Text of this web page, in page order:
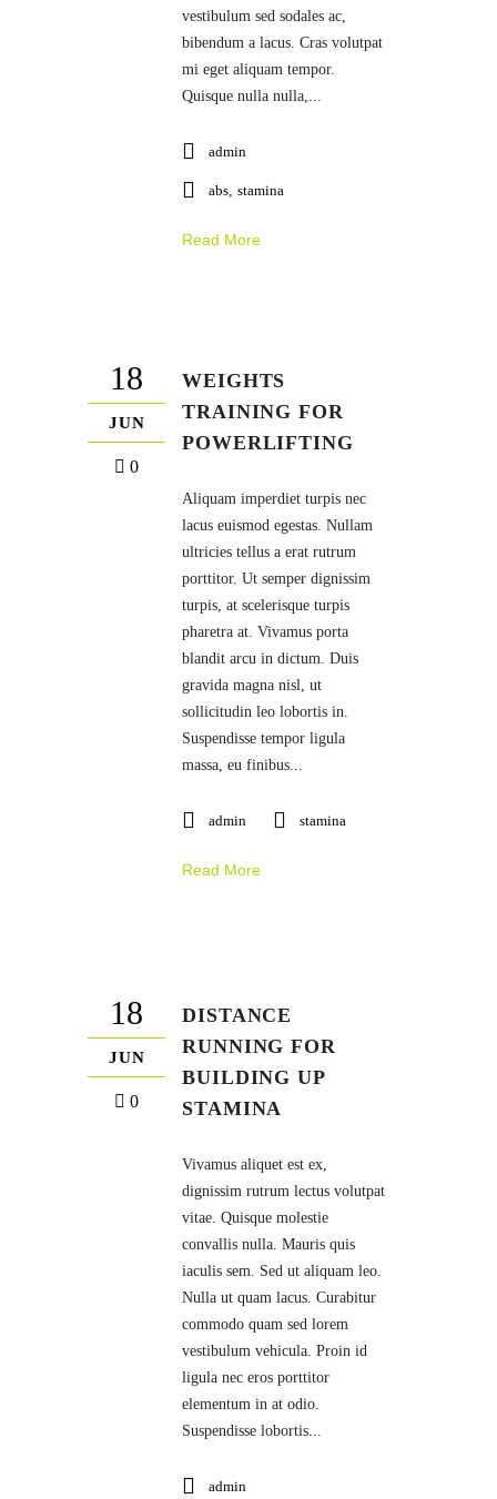
vestibulum sed sodales ac,
bibendum a lacus. Cras volutpat
mi eget aliquam tempor.
Quisque nulla nulla,...
admin
abs, stamina
Read More
18
JUN
0
WEIGHTS
TRAINING FOR
POWERLIFTING
Aliquam imperdiet turpis nec
lacus euismod egestas. Nullam
ultricies tellus a erat rutrum
porttitor. Ut semper dignissim
turpis, at scelerisque turpis
pharetra at. Vivamus porta
blandit arcu in dictum. Duis
gravida magna nisl, ut
sollicitudin leo lobortis in.
Suspendisse tempor ligula
massa, eu finibus...
admin stamina
Read More
18
JUN
0
DISTANCE
RUNNING FOR
BUILDING UP
STAMINA
Vivamus aliquet est ex,
dignissim rutrum lectus volutpat
vitae. Quisque molestie
convallis nulla. Mauris quis
iaculis sem. Sed ut aliquam leo.
Nulla ut quam lacus. Curabitur
commodo quam sed lorem
vestibulum vehicula. Proin id
ligula nec eros porttitor
elementum in at odio.
Suspendisse lobortis...
admin